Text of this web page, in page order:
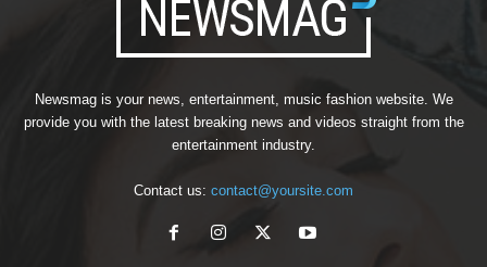
Newsmag is your news, entertainment, music fashion website. We
provide you with the latest breaking news and videos straight from the
entertainment industry.
Contact us: contact@yoursite.com